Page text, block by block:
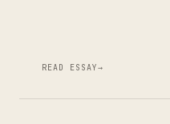
READ ESSAY→